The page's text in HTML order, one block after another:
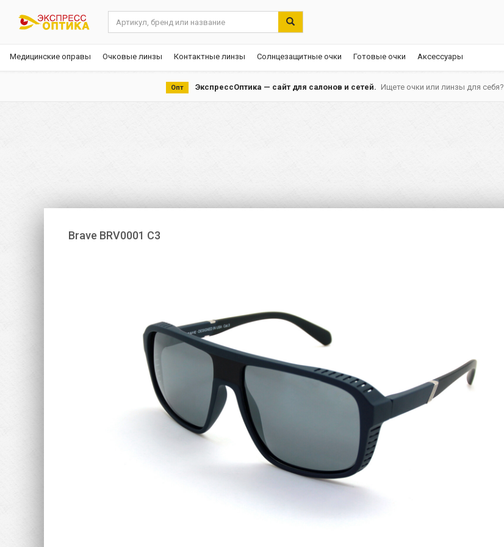
Медицинские оправы Очковые линзы Контактные линзы Солнцезащитные очки Готовые очки Аксессуары
Опт ЭкспрессОптика — сайт для салонов и сетей. Ищете очки или линзы для себя?
Brave BRV0001 C3